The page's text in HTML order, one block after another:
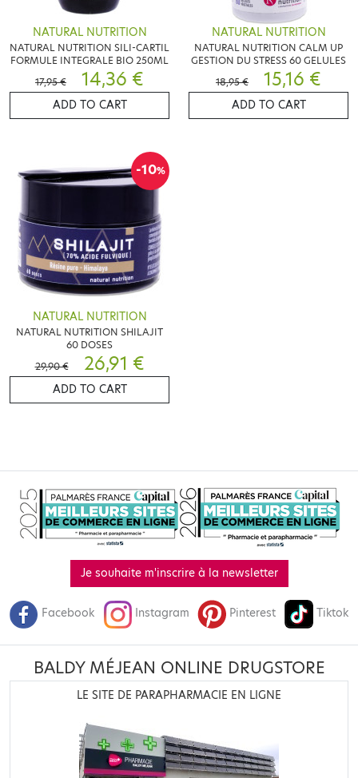
NATURAL NUTRITION
NATURAL NUTRITION SILI-CARTIL
FORMULE INTEGRALE BIO 250ML
17,95 €
14,36 €
ADD TO CART
NATURAL NUTRITION
NATURAL NUTRITION CALM UP
GESTION DU STRESS 60 GELULES
18,95 €
15,16 €
ADD TO CART
-10%
NATURAL NUTRITION
NATURAL NUTRITION SHILAJIT
60 DOSES
29,90 €
26,91 €
ADD TO CART
Je souhaite m'inscrire à la newsletter
Facebook Instagram Pinterest Tiktok
BALDY MÉJEAN ONLINE DRUGSTORE
LE SITE DE PARAPHARMACIE EN LIGNE